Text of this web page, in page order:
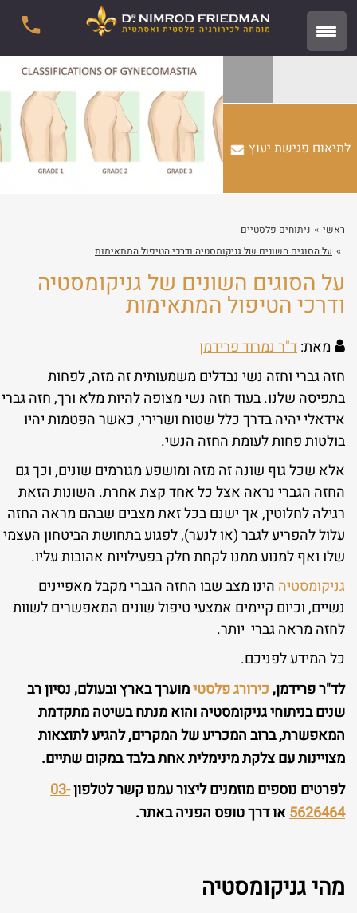
לתיאום פגישת יעוץ
ראשי
ניתוחים פלסטיים
על הסוגים השונים של גניקומסטיה ודרכי הטיפול המתאימות
על הסוגים השונים של גניקומסטיה
ודרכי הטיפול המתאימות
מאת:ד"ר נמרוד פרידמן
חזה גברי וחזה נשי נבדלים משמעותית זה מזה, לפחות
בתפיסה שלנו. בעוד חזה נשי מצופה להיות מלא ורך, חזה גברי
אידאלי יהיה בדרך כלל שטוח ושרירי, כאשר הפטמות יהיו
בולטות פחות לעומת החזה הנשי.
אלא שכל גוף שונה זה מזה ומושפע מגורמים שונים, וכך גם
החזה הגברי נראה אצל כל אחד קצת אחרת. השונות הזאת
רגילה לחלוטין, אך ישנם בכל זאת מצבים שבהם מראה החזה
עלול להפריע לגבר (או לנער), לפגוע בתחושת הביטחון העצמי
שלו ואף למנוע ממנו לקחת חלק בפעילויות אהובות עליו.
גניקומסטיההינו מצב שבו החזה הגברי מקבל מאפיינים
נשיים, וכיום קיימים אמצעי טיפול שונים המאפשרים לשוות
לחזה מראה גברי יותר.
כל המידע לפניכם.
לד"ר פרידמן,כירורג פלסטימוערך בארץ ובעולם, נסיון רב
שנים בניתוחי גניקומסטיה והוא מנתח בשיטה מתקדמת
המאפשרת, ברוב המכריע של המקרים, להגיע לתוצאות
מצויינות עם צלקת מינימלית אחת בלבד במקום שתיים.
לפרטים נוספים מוזמנים ליצור עמנו קשר לטלפון03-
5626464או דרך טופס הפניה באתר.
מהי גניקומסטיה